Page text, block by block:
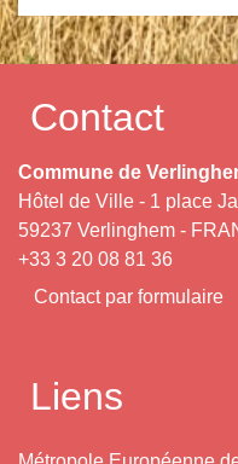
Contact
Commune de
Hôtel de Ville - 1 place
59237 Verlinghem -
+33 3 20 08 81 36
Contact par formulaire
Liens